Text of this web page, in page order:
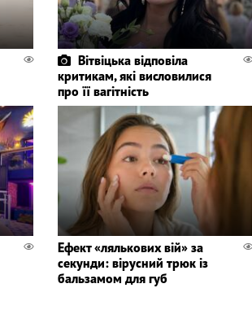
Вітвіцька відповіла
критикам, які висловилися
про її вагітність
Ефект «лялькових вій» за
секунди: вірусний трюк із
бальзамом для губ